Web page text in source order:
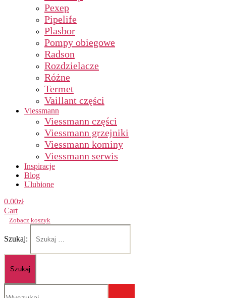
Pexep
Pipelife
Plasbor
Pompy obiegowe
Radson
Rozdzielacze
Różne
Termet
Vaillant części
Viessmann
Viessmann części
Viessmann grzejniki
Viessmann kominy
Viessmann serwis
Inspiracje
Blog
Ulubione
0.00zł
Cart
Zobacz koszyk
Szukaj: